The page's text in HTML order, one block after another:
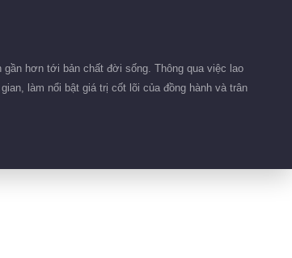
hơn tới bản chất đời sống. Thông qua việc lao
làm nổi bật giá trị cốt lõi của đồng hành và trân